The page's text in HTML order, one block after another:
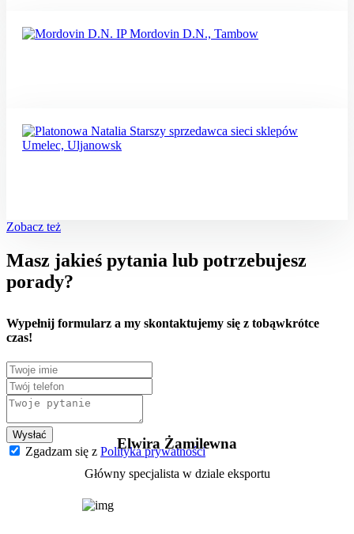
Zobacz też
Masz jakieś pytania lub potrzebujesz
porady?
Wypełnij formularz a my skontaktujemy się z tobąwkrótce
czas!
Wysłać
Zgadzam się z Polityka prywatności
Elwira Żamilewna
Główny specjalista w dziale eksportu